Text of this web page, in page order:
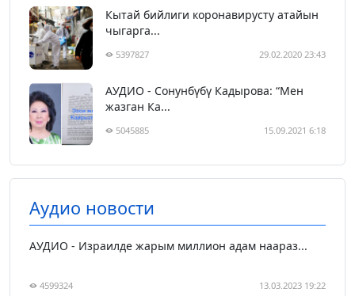
Кытай бийлиги коронавирусту атайын
чыгарга...
5397827 29.02.2020 23:43
АУДИО - Сонунбүбү Кадырова: “Мен
жазган Ка...
5045885 15.09.2021 6:18
Аудио новости
АУДИО - Израилде жарым миллион адам наараз...
4599324 13.03.2023 19:22